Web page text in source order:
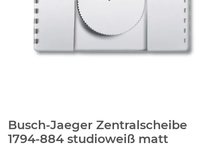
Busch-Jaeger Zentralscheibe
1794-884 studioweiß matt